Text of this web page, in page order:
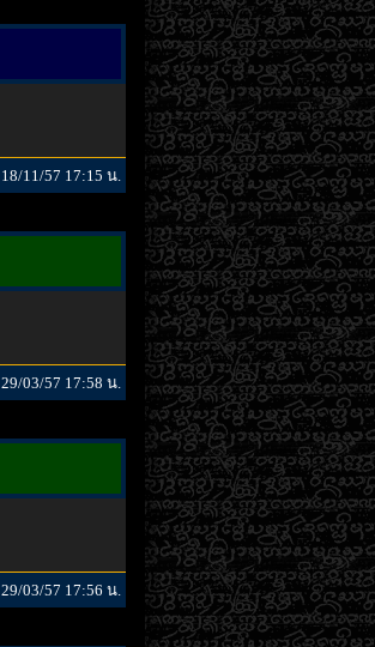
18/11/57 17:15 น.
29/03/57 17:58 น.
29/03/57 17:56 น.